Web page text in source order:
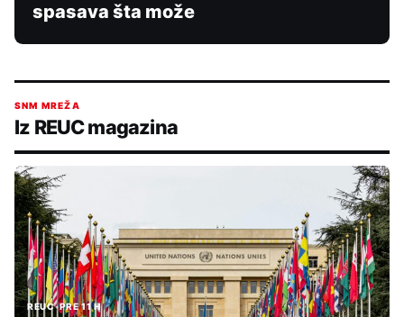
spasava šta može
SNM MREŽA
Iz REUC magazina
REUC•PRE 11 H